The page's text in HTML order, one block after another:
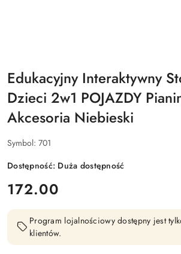
Edukacyjny Interaktywny
Dzieci 2w1 POJAZDY
Akcesoria Niebieski
Symbol: 701
Dostępność: Duża dostępność
cena:
172.00
Program lojalnościowy dostępny jest
klientów.